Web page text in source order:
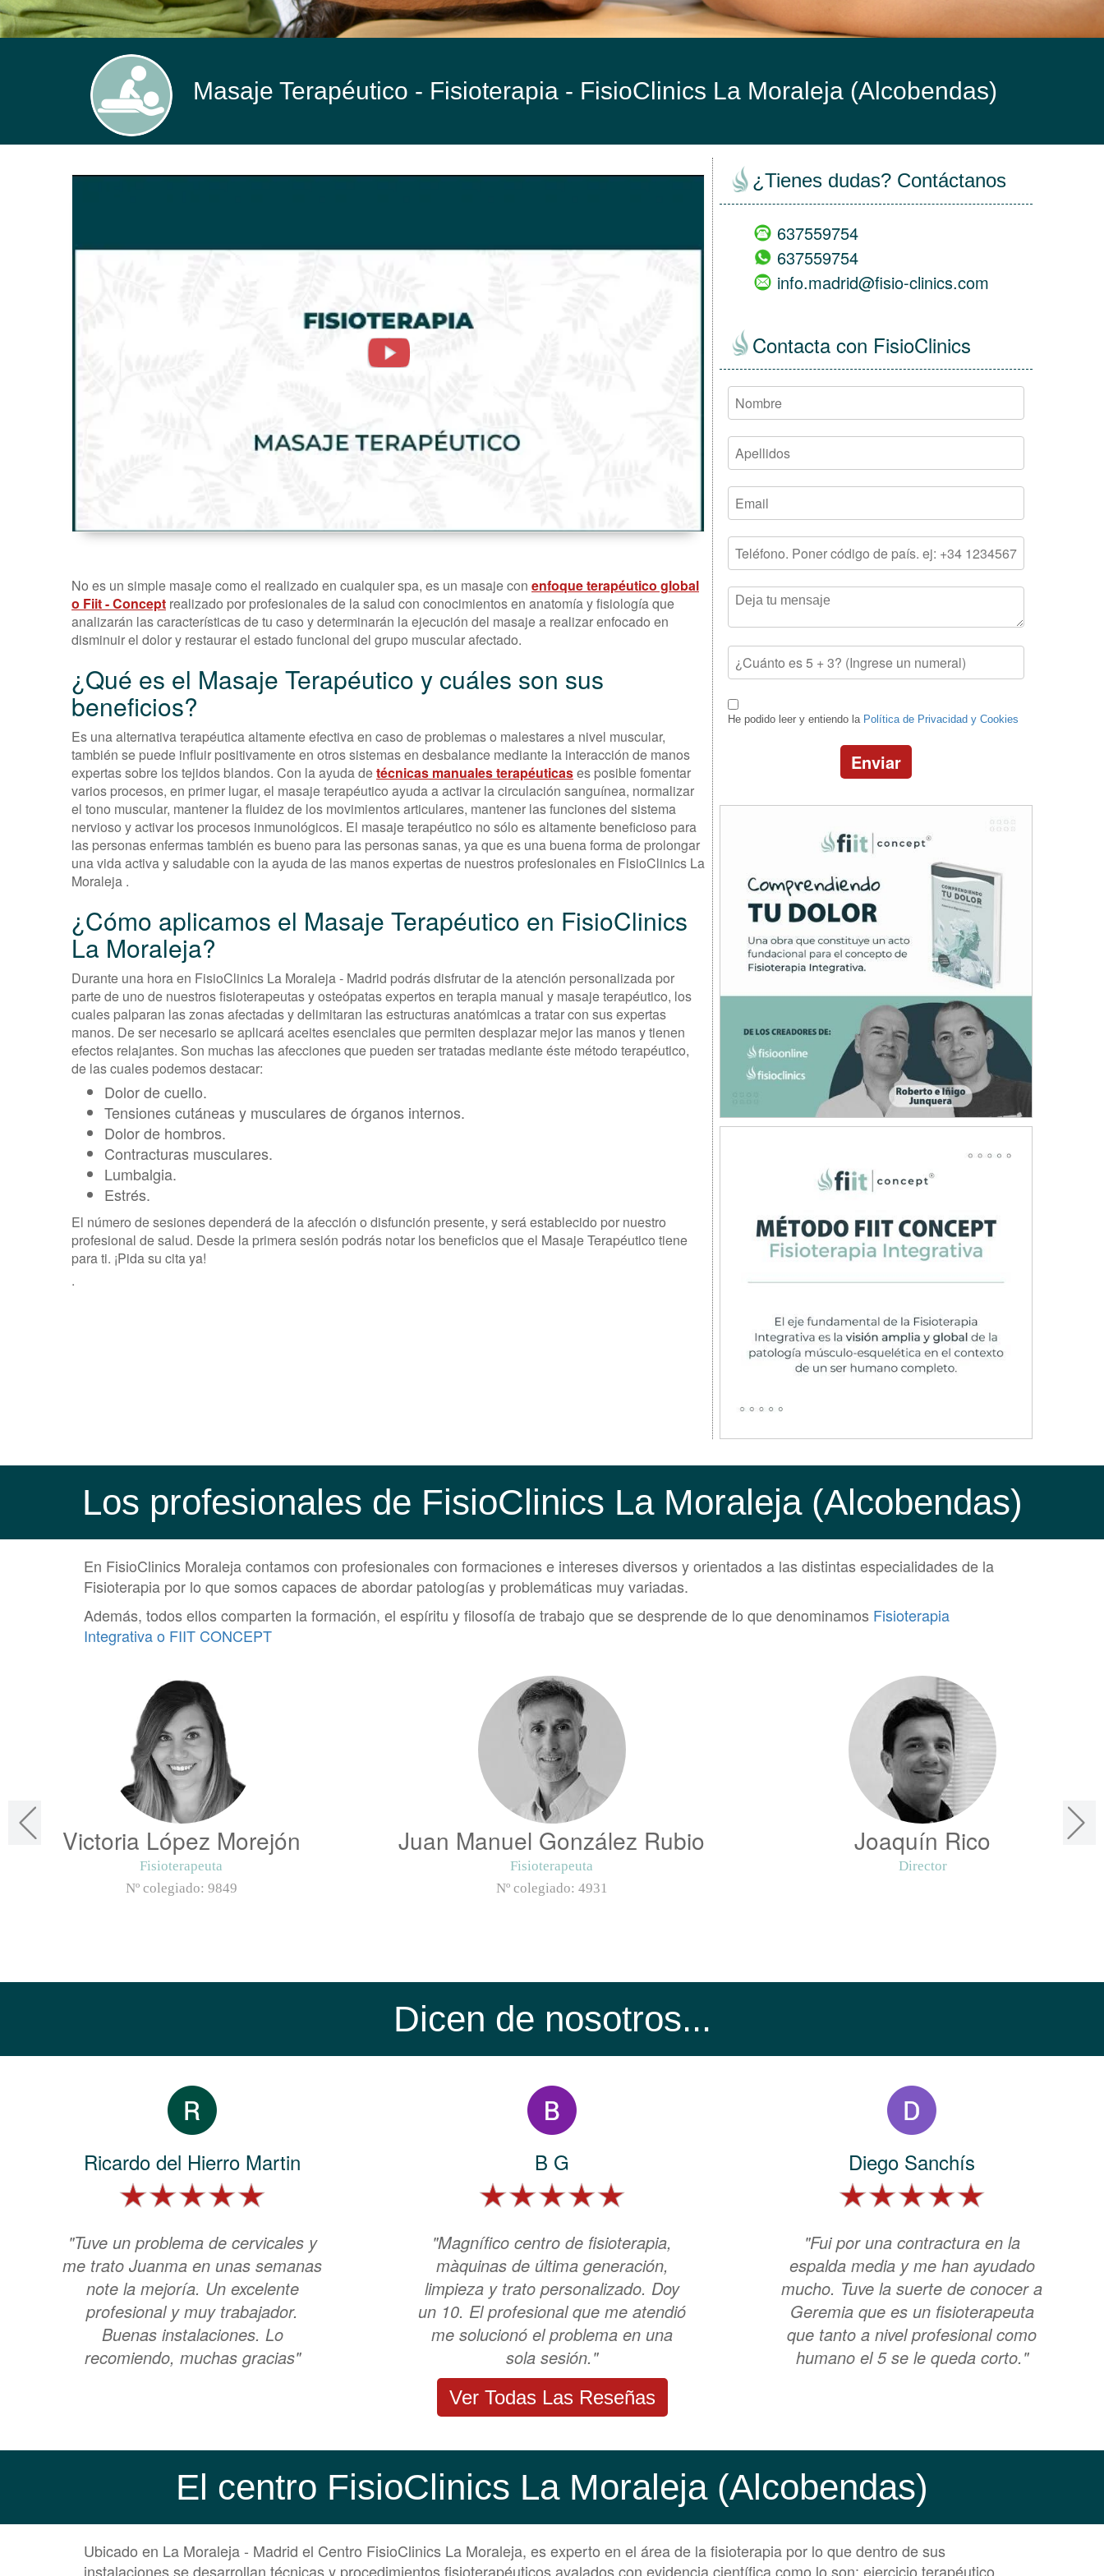
Masaje Terapéutico - Fisioterapia - FisioClinics La Moraleja (Alcobendas)
Masaje
Fisioterapia
No es un simple masaje como el realizado en cualquier spa, es un masaje con enfoque terapéutico global
o Fiit - Concept realizado por profesionales de la salud con conocimientos en anatomía y fisiología que
analizarán las características de tu caso y determinarán la ejecución del masaje a realizar enfocado en
disminuir el dolor y restaurar el estado funcional del grupo muscular afectado.
¿Qué es el Masaje Terapéutico y cuáles son sus
beneficios?
Es una alternativa terapéutica altamente efectiva en caso de problemas o malestares a nivel muscular,
también se puede influir positivamente en otros sistemas en desbalance mediante la interacción de manos
expertas sobre los tejidos blandos. Con la ayuda detécnicas manuales terapéuticases posible fomentar
varios procesos, en primer lugar, el masaje terapéutico ayuda a activar la circulación sanguínea, normalizar
el tono muscular, mantener la fluidez de los movimientos articulares, mantener las funciones del sistema
nervioso y activar los procesos inmunológicos. El masaje terapéutico no sólo es altamente beneficioso para
las personas enfermas también es bueno para las personas sanas, ya que es una buena forma de prolongar
una vida activa y saludable con la ayuda de las manos expertas de nuestros profesionales en FisioClinics La
Moraleja .
¿Cómo aplicamos el Masaje Terapéutico en FisioClinics
La Moraleja?
Durante una hora en FisioClinics La Moraleja - Madrid podrás disfrutar de la atención personalizada por
parte de uno de nuestros fisioterapeutas y osteópatas expertos en terapia manual y masaje terapéutico, los
cuales palparan las zonas afectadas y delimitaran las estructuras anatómicas a tratar con sus expertas
manos. De ser necesario se aplicará aceites esenciales que permiten desplazar mejor las manos y tienen
efectos relajantes. Son muchas las afecciones que pueden ser tratadas mediante éste método terapéutico,
de las cuales podemos destacar:
Dolor de cuello.
Tensiones cutáneas y musculares de órganos internos.
Dolor de hombros.
Contracturas musculares.
Lumbalgia.
Estrés.
El número de sesiones dependerá de la afección o disfunción presente, y será establecido por nuestro
profesional de salud. Desde la primera sesión podrás notar los beneficios que el Masaje Terapéutico tiene
para ti. ¡Pida su cita ya!
.
¿Tienes dudas? Contáctanos
637559754
637559754
info.madrid@fisio-clinics.com
Contacta con FisioClinics
He podido leer y entiendo la Política de Privacidad y Cookies
Enviar
Los profesionales de FisioClinics La Moraleja (Alcobendas)
En FisioClinics Moraleja contamos con profesionales con formaciones e intereses diversos y orientados a las distintas especialidades de la
Fisioterapia por lo que somos capaces de abordar patologías y problemáticas muy variadas.
Además, todos ellos comparten la formación, el espíritu y filosofía de trabajo que se desprende de lo que denominamos Fisioterapia
Integrativa o FIIT CONCEPT
Victoria López Morejón
Fisioterapeuta
Nº colegiado: 9849
Juan Manuel González Rubio
Fisioterapeuta
Nº colegiado: 4931
Joaquín Rico
Director
Dicen de nosotros...
Ricardo del Hierro Martin
"Tuve un problema de cervicales y
me trato Juanma en unas semanas
note la mejoría. Un excelente
profesional y muy trabajador.
Buenas instalaciones. Lo
recomiendo, muchas gracias"
B G
"Magnífico centro de fisioterapia,
màquinas de última generación,
limpieza y trato personalizado. Doy
un 10. El profesional que me atendió
me solucionó el problema en una
sola sesión."
Diego Sanchís
"Fui por una contractura en la
espalda media y me han ayudado
mucho. Tuve la suerte de conocer a
Geremia que es un fisioterapeuta
que tanto a nivel profesional como
humano el 5 se le queda corto."
Ver Todas Las Reseñas
El centro FisioClinics La Moraleja (Alcobendas)
Ubicado en La Moraleja - Madrid el Centro FisioClinics La Moraleja, es experto en el área de la fisioterapia por lo que dentro de sus
instalaciones se desarrollan técnicas y procedimientos fisioterapéuticos avalados con evidencia científica como lo son: ejercicio terapéutico,